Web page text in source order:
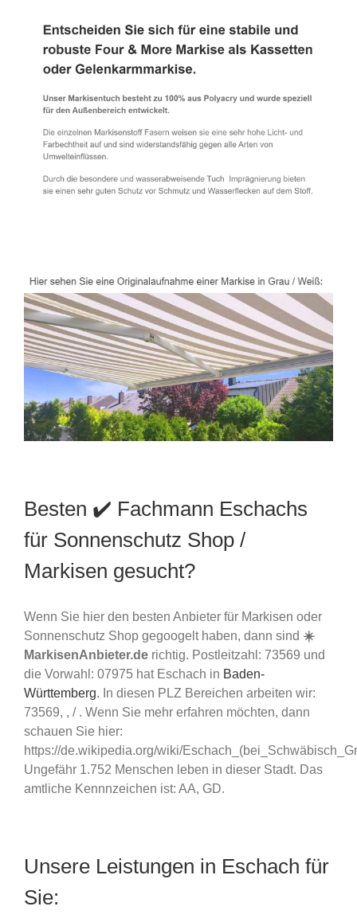
Besten ✔️ Fachmann Eschachs
für Sonnenschutz Shop /
Markisen gesucht?
Wenn Sie hier den besten Anbieter für Markisen oder
Sonnenschutz Shop gegoogelt haben, dann sind ☀️
MarkisenAnbieter.de richtig. Postleitzahl: 73569 und
die Vorwahl: 07975 hat Eschach in Baden-
Württemberg. In diesen PLZ Bereichen arbeiten wir:
73569, , / . Wenn Sie mehr erfahren möchten, dann
schauen Sie hier:
https://de.wikipedia.org/wiki/
Ungefähr 1.752 Menschen leben in dieser Stadt. Das
amtliche Kennnzeichen ist: AA, GD.
Unsere Leistungen in Eschach für
Sie: